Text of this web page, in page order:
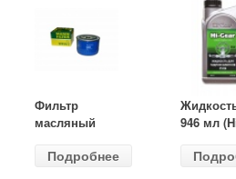
Фильтр
масляный
(MANN) W
Подробнее
946 мл